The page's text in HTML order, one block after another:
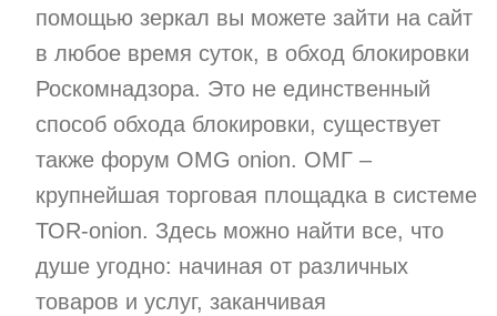
помощью зеркал вы можете зайти на сайт
в любое время суток, в обход блокировки
Роскомнадзора. Это не единственный
способ обхода блокировки, существует
также форум OMG onion. ОМГ –
крупнейшая торговая площадка в системе
ТОR-onion. Здесь можно найти все, что
душе угодно: начиная от различных
товаров и услуг, заканчивая